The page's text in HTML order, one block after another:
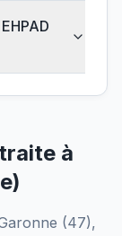
à
)
(47),